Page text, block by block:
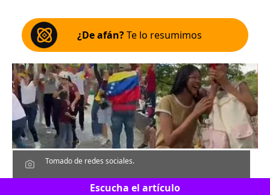
¿De afán?Te lo resumimos
Tomado de redes sociales.
Escucha el artículo